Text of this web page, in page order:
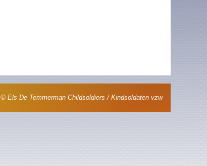
© Els De Temmerman Childsoldiers / Kindsoldaten vzw